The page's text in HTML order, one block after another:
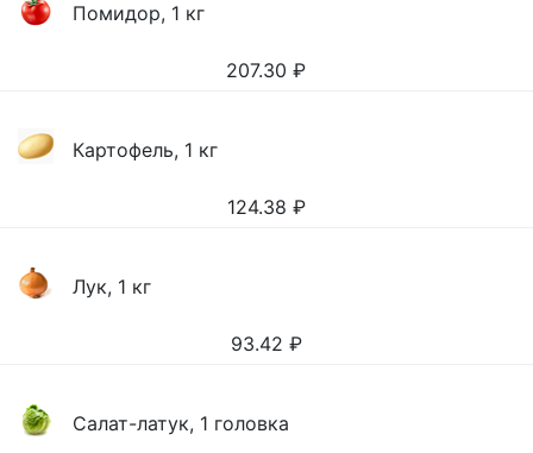
Помидор, 1 кг
207.30 ₽
Картофель, 1 кг
124.38 ₽
Лук, 1 кг
93.42 ₽
Салат-латук, 1 головка